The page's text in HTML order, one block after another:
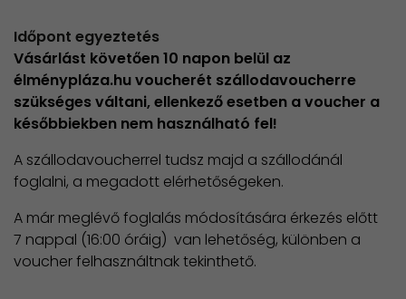
Időpont egyeztetés
Vásárlást követően 10 napon belül az
élménypláza.hu voucherét szállodavoucherre
szükséges váltani, ellenkező esetben a voucher a
későbbiekben nem használható fel!
A szállodavoucherrel tudsz majd a szállodánál
foglalni, a megadott elérhetőségeken.
A már meglévő foglalás módosítására érkezés előtt
7 nappal (16:00 óráig) van lehetőség, különben a
voucher felhasználtnak tekinthető.